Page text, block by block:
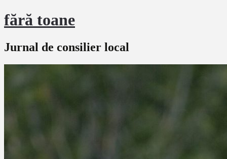
fără toane
Jurnal de consilier local